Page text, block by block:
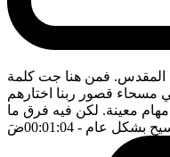
فمن هنا جت كلمة
مسحاء قصور ربنا اختارهم
مهام معينة. لكن فيه فرق ما
بشكل عام - 00:01:04 ضَ